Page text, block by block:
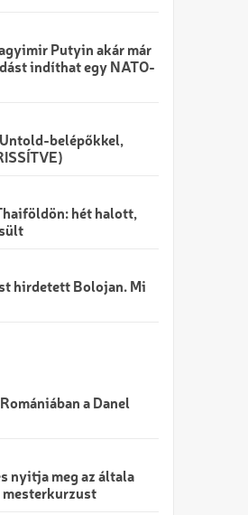
Putyin akár már
indíthat egy NATO-
belépőkkel,
hét halott,
hirdetett Bolojan. Mi
a Danel
nyitja meg az általa
mesterkurzust